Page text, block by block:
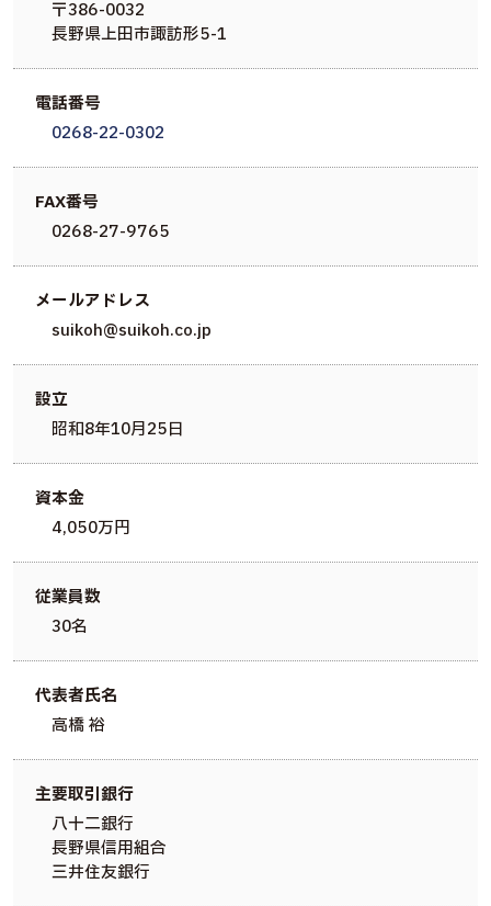
〒386-0032
長野県上田市諏訪形5-1
電話番号
0268-22-0302
FAX番号
0268-27-9765
メールアドレス
suikoh@suikoh.co.jp
設立
昭和8年10月25日
資本金
4,050万円
従業員数
30名
代表者氏名
高橋 裕
主要取引銀行
八十二銀行
長野県信用組合
三井住友銀行